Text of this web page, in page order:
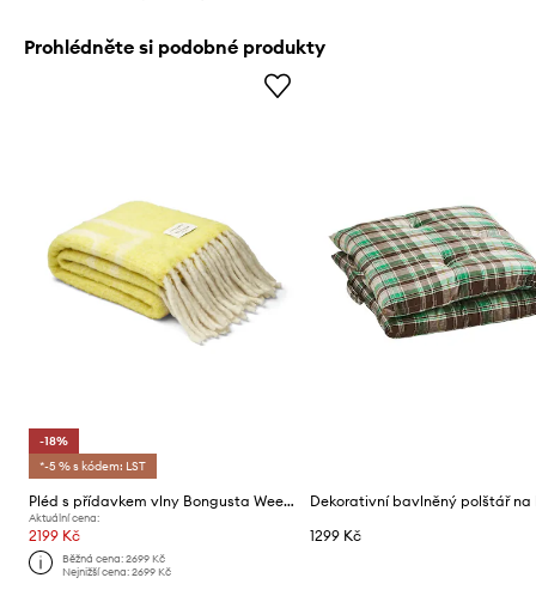
Prohlédněte si podobné produkty
-18%
*-5 % s kódem: LST
Pléd s přídavkem vlny Bongusta Weekend 130 x 170 cm
Aktuální cena:
2199 Kč
Běžná cena:2699 Kč
Nejnižší cena:2699 Kč
1299 Kč